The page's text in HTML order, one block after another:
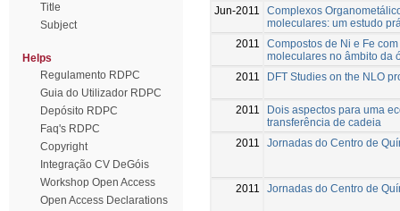
Title
Subject
Helps
Regulamento RDPC
Guia do Utilizador RDPC
Depósito RDPC
Faq's RDPC
Copyright
Integração CV DeGóis
Workshop Open Access
Open Access Declarations
Jun-2011
Complexos
moleculares: um estudo
2011
Compostos de Ni e Fe
moleculares no âmbito da
2011
DFT Studies on the NLO
2011
Dois aspectos para uma
transferência de cadeia
2011
Jornadas do Centro de
2011 Jornadas do Centro de